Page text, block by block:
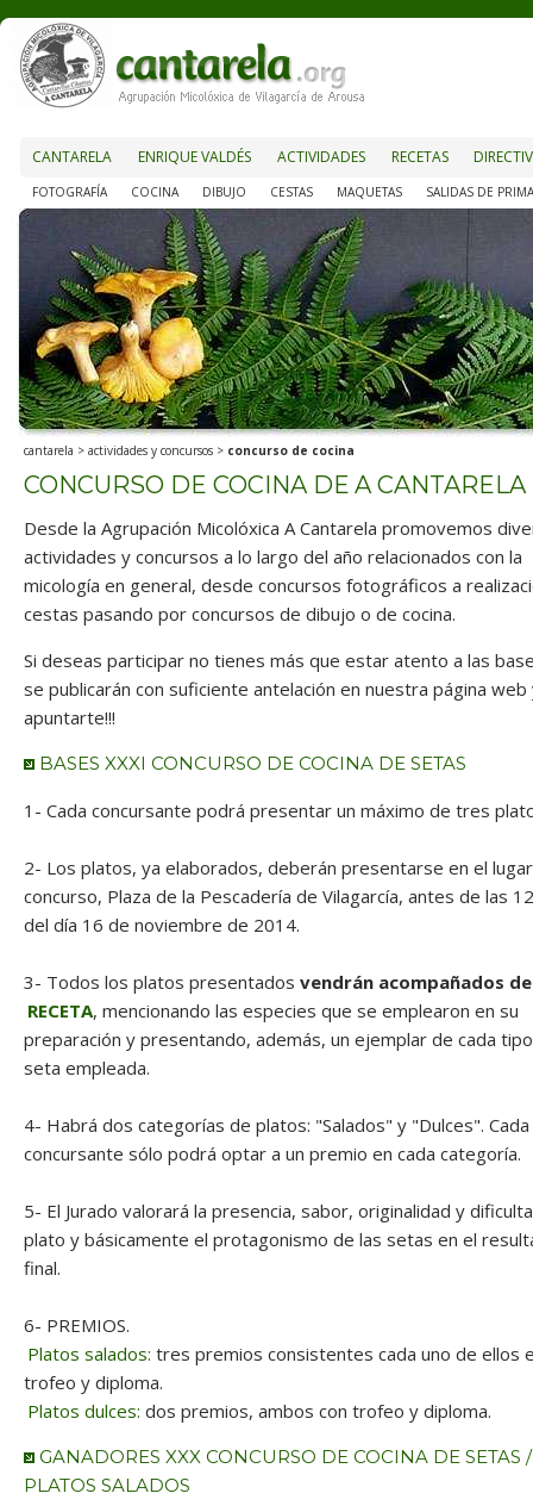
CANTARELA ENRIQUE VALDÉS ACTIVIDADES RECETAS
FOTOGRAFÍA COCINA DIBUJO CESTAS MAQUETAS SALIDAS DE
cantarela > actividades y concursos > concurso de cocina
CONCURSO DE COCINA DE A CANTARELA
Desde la Agrupación Micolóxica A Cantarela promovemos
actividades y concursos a lo largo del año relacionados con la
micología en general, desde concursos fotográficos a
cestas pasando por concursos de dibujo o de cocina.
Si deseas participar no tienes más que estar atento a las
se publicarán con suficiente antelación en nuestra página web
apuntarte!!!
BASES XXXI CONCURSO DE COCINA DE SETAS
1- Cada concursante podrá presentar un máximo de tres
2- Los platos, ya elaborados, deberán presentarse en el
concurso, Plaza de la Pescadería de Vilagarcía, antes de las
del día 16 de noviembre de 2014.
3- Todos los platos presentados vendrán acompañados
RECETA, mencionando las especies que se emplearon en su
preparación y presentando, además, un ejemplar de cada
seta empleada.
4- Habrá dos categorías de platos: "Salados" y "Dulces". Cada
concursante sólo podrá optar a un premio en cada categoría.
5- El Jurado valorará la presencia, sabor, originalidad y
plato y básicamente el protagonismo de las setas en el
final.
6- PREMIOS.
Platos salados: tres premios consistentes cada uno de ellos
trofeo y diploma.
Platos dulces: dos premios, ambos con trofeo y diploma.
GANADORES XXX CONCURSO DE COCINA DE SETAS /
PLATOS SALADOS